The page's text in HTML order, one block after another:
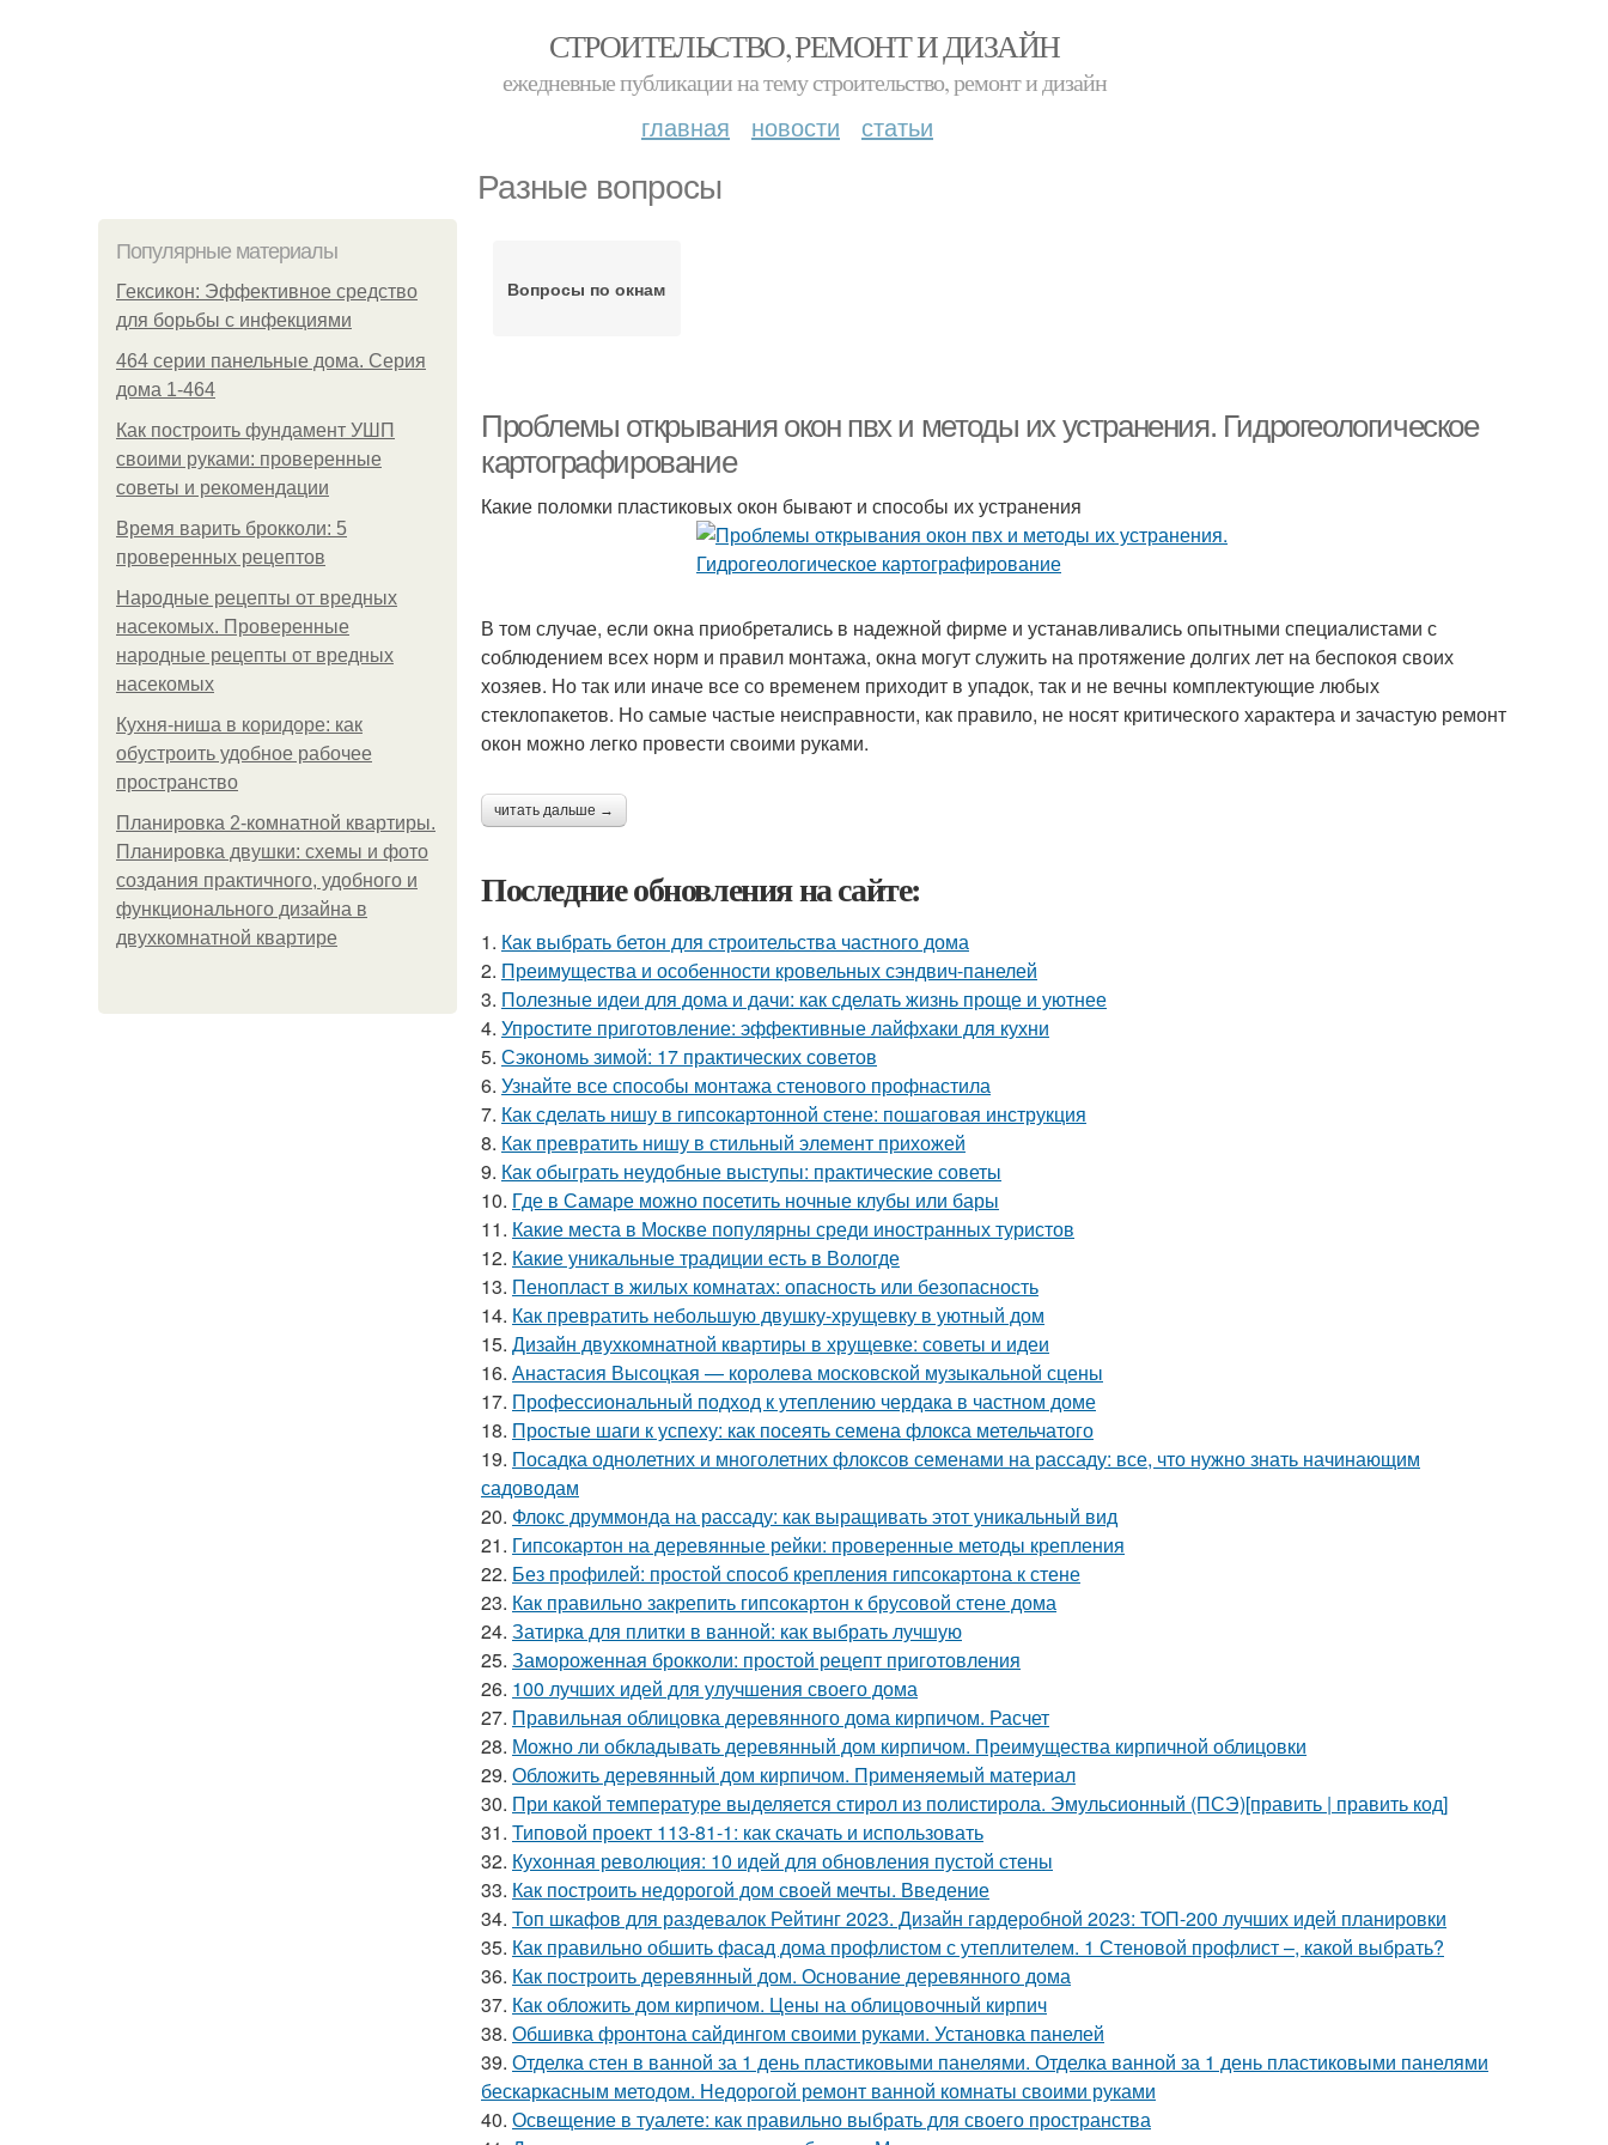
СТРОИТЕЛЬСТВО, РЕМОНТ И ДИЗАЙН
ежедневные публикации на тему строительство, ремонт и дизайн
главная новости статьи
Разные вопросы
Популярные материалы
Гексикон: Эффективное средство
для борьбы с инфекциями
464 серии панельные дома. Серия
дома 1-464
Как построить фундамент УШП
своими руками: проверенные
советы и рекомендации
Время варить брокколи: 5
проверенных рецептов
Народные рецепты от вредных
насекомых. Проверенные
народные рецепты от вредных
насекомых
Кухня-ниша в коридоре: как
обустроить удобное рабочее
пространство
Планировка 2-комнатной квартиры.
Планировка двушки: схемы и фото
создания практичного, удобного и
функционального дизайна в
двухкомнатной квартире
Вопросы по окнам
Проблемы открывания окон пвх и методы их устранения. Гидрогеологическое
картографирование
Какие поломки пластиковых окон бывают и способы их устранения
В том случае, если окна приобретались в надежной фирме и устанавливались опытными специалистами с
соблюдением всех норм и правил монтажа, окна могут служить на протяжение долгих лет на беспокоя своих
хозяев. Но так или иначе все со временем приходит в упадок, так и не вечны комплектующие любых
стеклопакетов. Но самые частые неисправности, как правило, не носят критического характера и зачастую ремонт
окон можно легко провести своими руками.
читать дальше →
Последние обновления на сайте:
1. Как выбрать бетон для строительства частного дома
2. Преимущества и особенности кровельных сэндвич-панелей
3. Полезные идеи для дома и дачи: как сделать жизнь проще и уютнее
4. Упростите приготовление: эффективные лайфхаки для кухни
5. Сэкономь зимой: 17 практических советов
6. Узнайте все способы монтажа стенового профнастила
7. Как сделать нишу в гипсокартонной стене: пошаговая инструкция
8. Как превратить нишу в стильный элемент прихожей
9. Как обыграть неудобные выступы: практические советы
10. Где в Самаре можно посетить ночные клубы или бары
11. Какие места в Москве популярны среди иностранных туристов
12. Какие уникальные традиции есть в Вологде
13. Пенопласт в жилых комнатах: опасность или безопасность
14. Как превратить небольшую двушку-хрущевку в уютный дом
15. Дизайн двухкомнатной квартиры в хрущевке: советы и идеи
16. Анастасия Высоцкая — королева московской музыкальной сцены
17. Профессиональный подход к утеплению чердака в частном доме
18. Простые шаги к успеху: как посеять семена флокса метельчатого
19. Посадка однолетних и многолетних флоксов семенами на рассаду: все, что нужно знать начинающим
садоводам
20. Флокс друммонда на рассаду: как выращивать этот уникальный вид
21. Гипсокартон на деревянные рейки: проверенные методы крепления
22. Без профилей: простой способ крепления гипсокартона к стене
23. Как правильно закрепить гипсокартон к брусовой стене дома
24. Затирка для плитки в ванной: как выбрать лучшую
25. Замороженная брокколи: простой рецепт приготовления
26. 100 лучших идей для улучшения своего дома
27. Правильная облицовка деревянного дома кирпичом. Расчет
28. Можно ли обкладывать деревянный дом кирпичом. Преимущества кирпичной облицовки
29. Обложить деревянный дом кирпичом. Применяемый материал
30. При какой температуре выделяется стирол из полистирола. Эмульсионный (ПСЭ)[править | править код]
31. Типовой проект 113-81-1: как скачать и использовать
32. Кухонная революция: 10 идей для обновления пустой стены
33. Как построить недорогой дом своей мечты. Введение
34. Топ шкафов для раздевалок Рейтинг 2023. Дизайн гардеробной 2023: ТОП-200 лучших идей планировки
35. Как правильно обшить фасад дома профлистом с утеплителем. 1 Стеновой профлист –, какой выбрать?
36. Как построить деревянный дом. Основание деревянного дома
37. Как обложить дом кирпичом. Цены на облицовочный кирпич
38. Обшивка фронтона сайдингом своими руками. Установка панелей
39. Отделка стен в ванной за 1 день пластиковыми панелями. Отделка ванной за 1 день пластиковыми панелями
бескаркасным методом. Недорогой ремонт ванной комнаты своими руками
40. Освещение в туалете: как правильно выбрать для своего пространства